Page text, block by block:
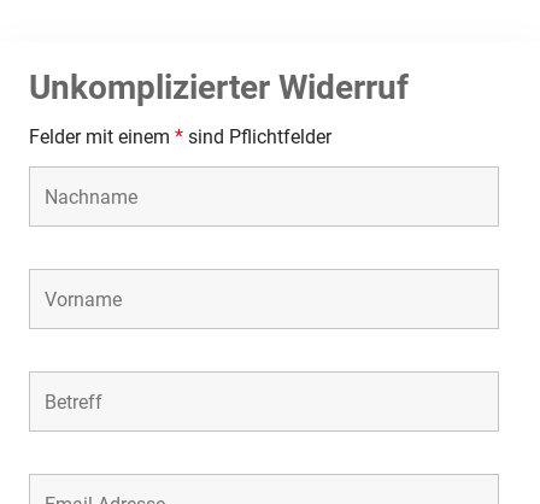
Unkomplizierter Widerruf
Felder mit einem * sind Pflichtfelder